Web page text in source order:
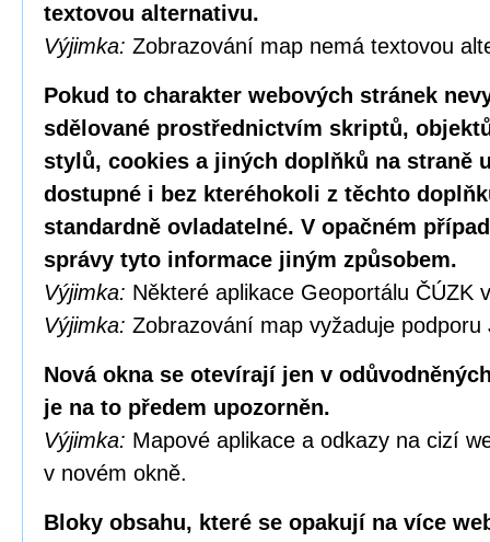
textovou alternativu.
Výjimka: Zobrazování map nemá textovou
Pokud to charakter webových stránek
sdělované prostřednictvím skriptů,
stylů, cookies a jiných doplňků na straně
dostupné i bez kteréhokoli z těchto
standardně ovladatelné. V opačném
správy tyto informace jiným způsobem.
Výjimka: Některé aplikace Geoportálu ČÚZK
Výjimka: Zobrazování map vyžaduje podporu
Nová okna se otevírají jen v
je na to předem upozorněn.
Výjimka: Mapové aplikace a odkazy na cizí
v novém okně.
Bloky obsahu, které se opakují na více